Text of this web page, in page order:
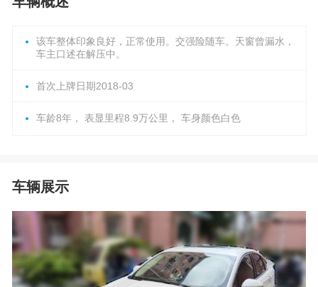
该车整体印象良好，正常使用。交强险随车。天窗曾漏水，
车主口述在解压中。
首次上牌日期2018-03
车龄8年， 表显里程8.9万公里， 车身颜色白色
车辆展示